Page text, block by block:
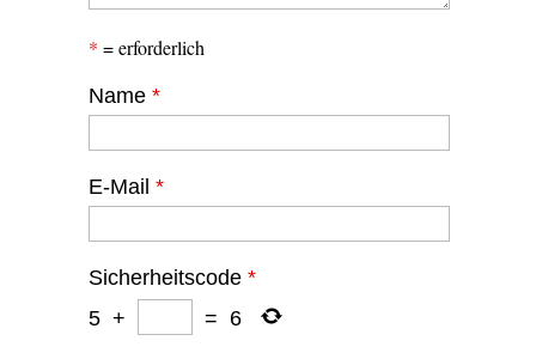
* = erforderlich
Name *
E-Mail *
Sicherheitscode *
5 + = 6